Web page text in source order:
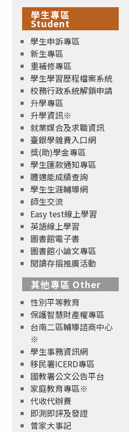
學生專區
Student
學生申訴專區
新生專區
重補修專區
學生學習歷程檔案系統
校務行政系統解鎖申請
升學專區
升學資訊※
就業媒合及求職資訊
臺銀學雜費入口網
獎(助)學金專區
學生匯款通知專區
體適能成績查詢
學生生涯輔導網
師生交流
Easy test線上學習
英語線上學習
圖書館電子書
圖書館小論文專區
閱讀存摺推廣活動
其他專區 Other
性別平等教育
保護智慧財產權專區
台南二區輔導諮商中心
※
學生事務資訊網
移民署ICERD專區
國教署公文公告平台
家庭教育專區※
代收代辦費
即測即評及發證
曾家大事記